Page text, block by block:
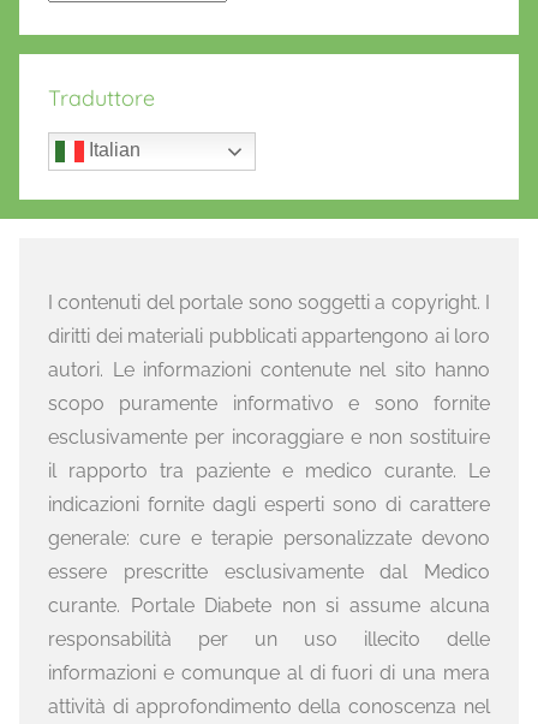
Traduttore
Italian
I contenuti del portale sono soggetti a copyright. I
diritti dei materiali pubblicati appartengono ai loro
autori. Le informazioni contenute nel sito hanno
scopo puramente informativo e sono fornite
esclusivamente per incoraggiare e non sostituire
il rapporto tra paziente e medico curante. Le
indicazioni fornite dagli esperti sono di carattere
generale: cure e terapie personalizzate devono
essere prescritte esclusivamente dal Medico
curante. Portale Diabete non si assume alcuna
responsabilità per un uso illecito delle
informazioni e comunque al di fuori di una mera
attività di approfondimento della conoscenza nel